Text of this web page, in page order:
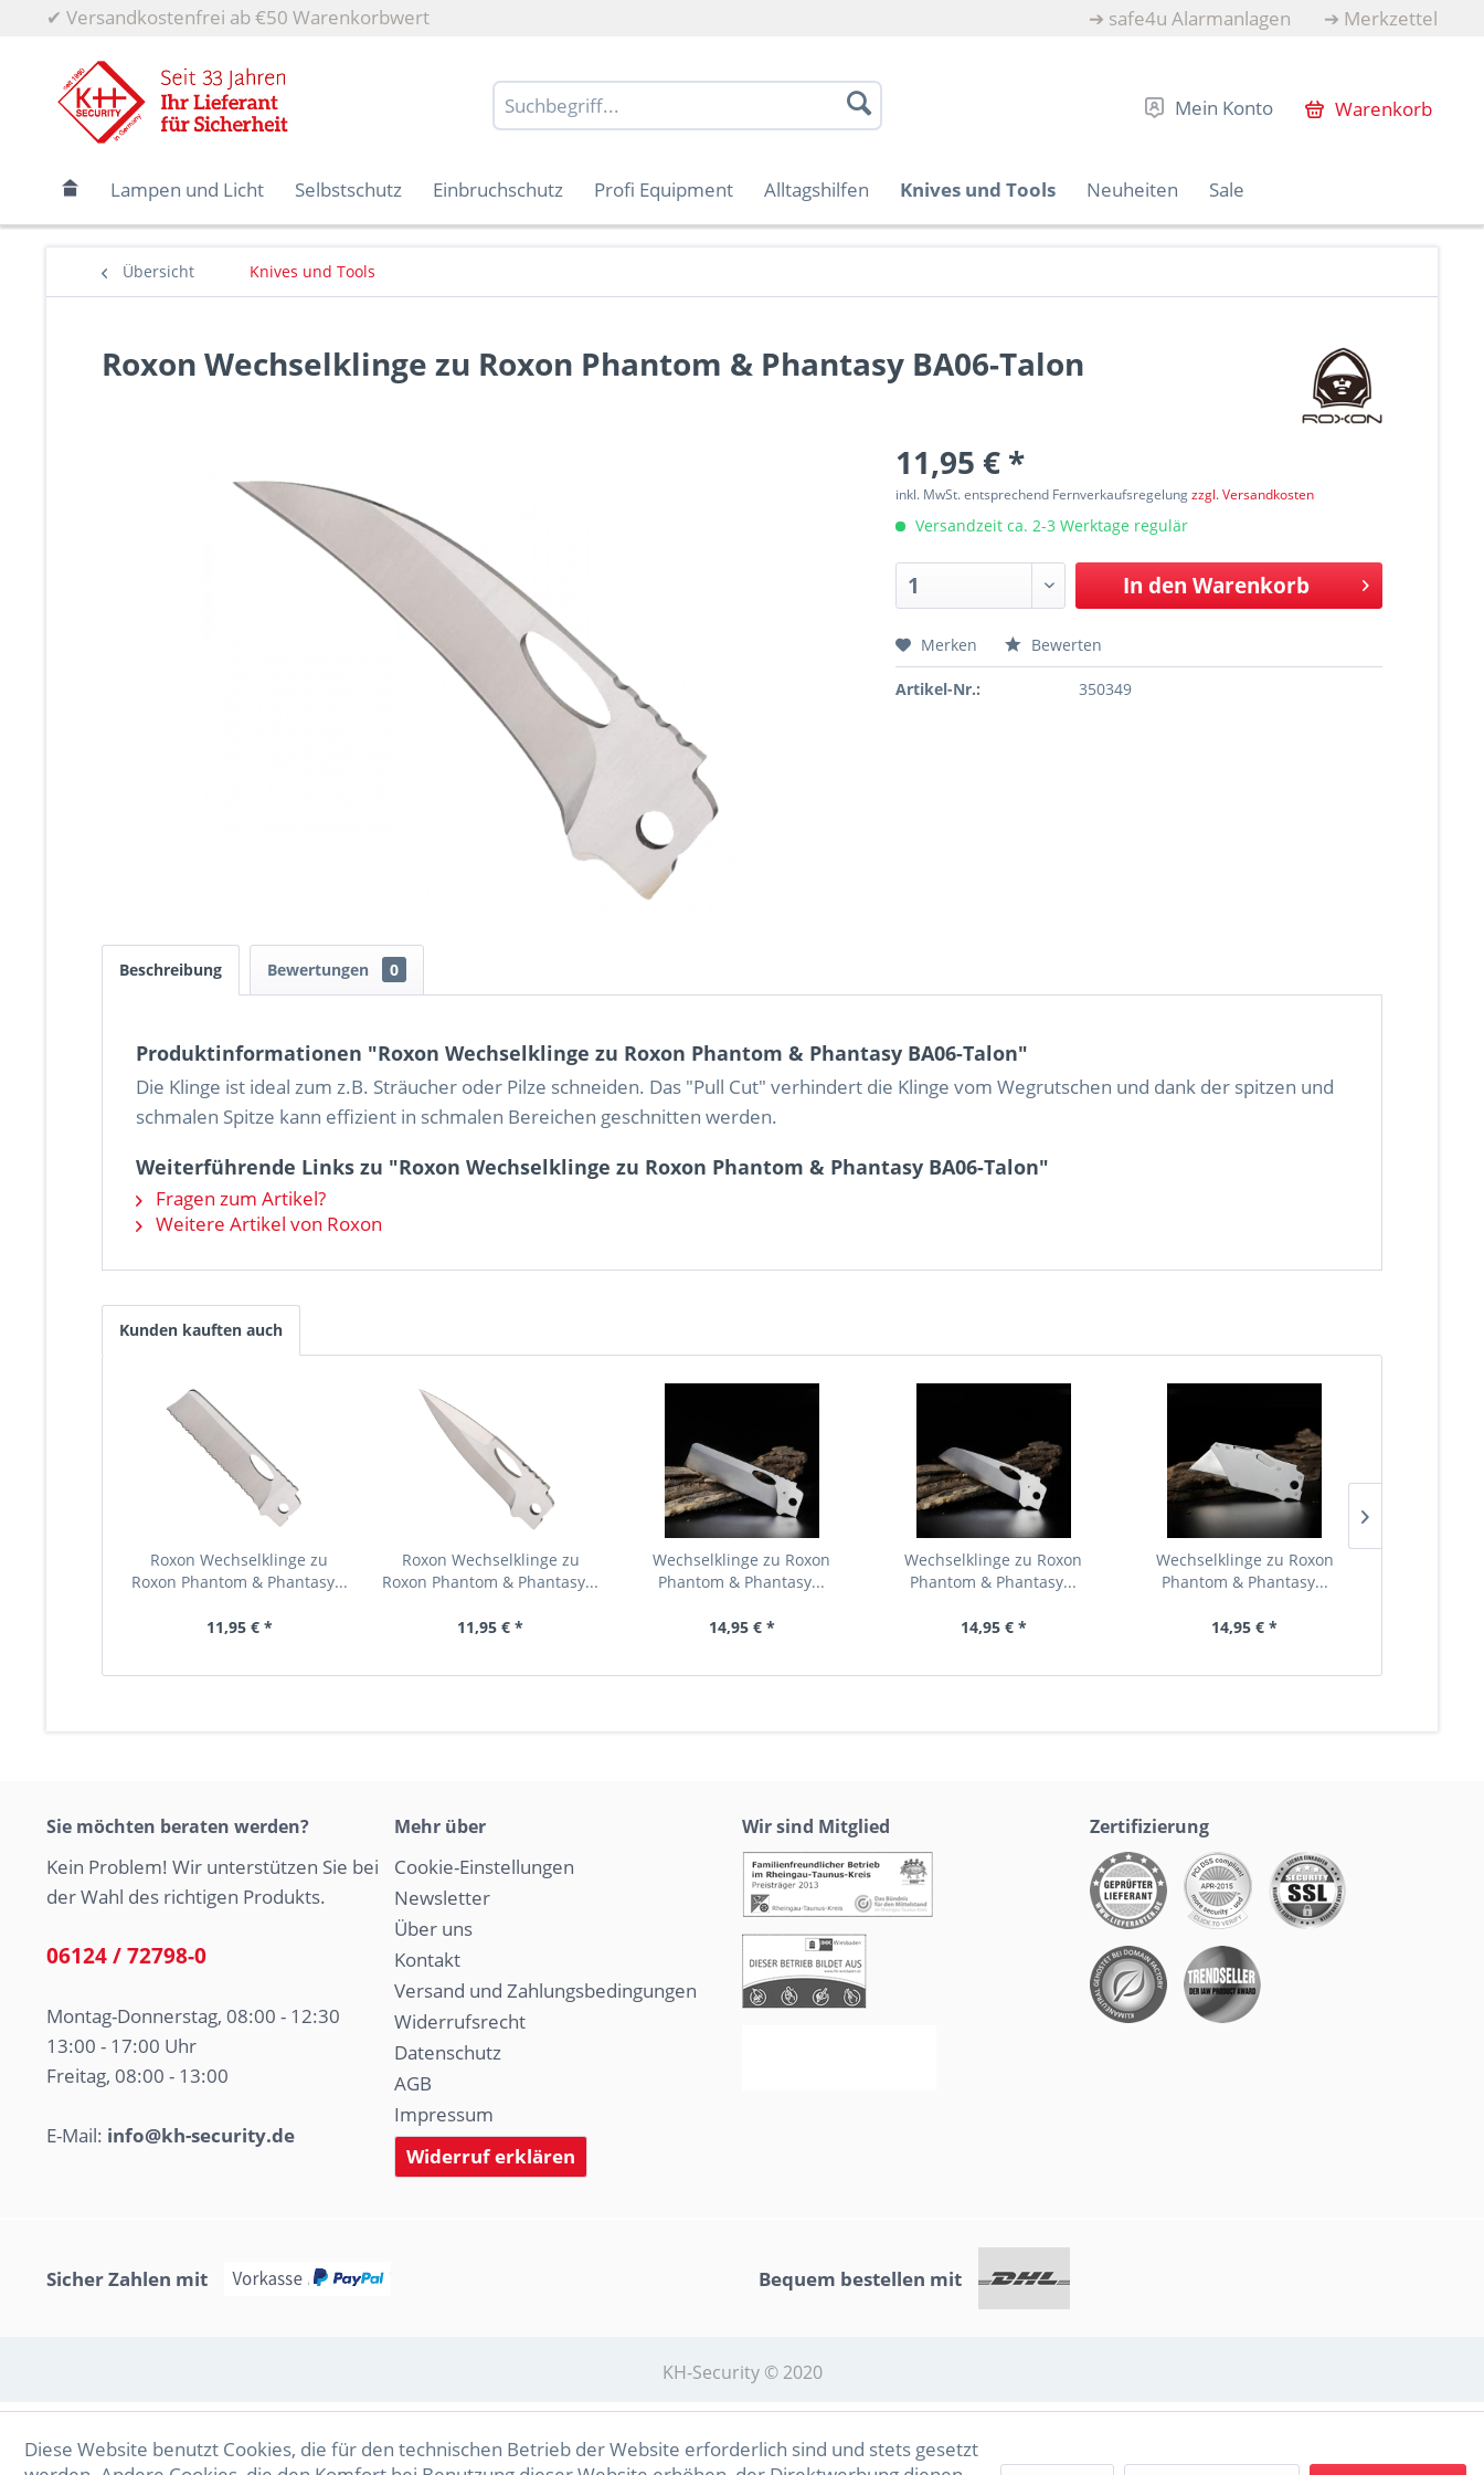
✔ Versandkostenfrei ab €50 Warenkorbwert ➔ safe4u Alarmanlagen ➔ Merkzettel
Mein Konto Warenkorb
Lampen und Licht Selbstschutz Einbruchschutz Profi Equipment Alltagshilfen Knives und Tools Neuheiten Sale
Übersicht Knives und Tools
Roxon Wechselklinge zu Roxon Phantom & Phantasy BA06-Talon
11,95 € *
inkl. MwSt. entsprechend Fernverkaufsregelungzzgl. Versandkosten
Versandzeit ca. 2-3 Werktage regulär
In den Warenkorb
Merken Bewerten
Artikel-Nr.: 350349
Beschreibung Bewertungen 0
Produktinformationen "Roxon Wechselklinge zu Roxon Phantom & Phantasy BA06-Talon"
Die Klinge ist ideal zum z.B. Sträucher oder Pilze schneiden. Das "Pull Cut" verhindert die Klinge vom Wegrutschen und dank der spitzen und
schmalen Spitze kann effizient in schmalen Bereichen geschnitten werden.
Weiterführende Links zu "Roxon Wechselklinge zu Roxon Phantom & Phantasy BA06-Talon"
Fragen zum Artikel?
Weitere Artikel von Roxon
Kunden kauften auch
Roxon Wechselklinge zu
Roxon Phantom & Phantasy...
11,95 € *
Roxon Wechselklinge zu
Roxon Phantom & Phantasy...
11,95 € *
Wechselklinge zu Roxon
Phantom & Phantasy...
14,95 € *
Wechselklinge zu Roxon
Phantom & Phantasy...
14,95 € *
Wechselklinge zu Roxon
Phantom & Phantasy...
14,95 € *
Sie möchten beraten werden?
Kein Problem! Wir unterstützen Sie bei
der Wahl des richtigen Produkts.
06124 / 72798-0
Montag-Donnerstag, 08:00 - 12:30
13:00 - 17:00 Uhr
Freitag, 08:00 - 13:00
E-Mail: info@kh-security.de
Mehr über
Cookie-Einstellungen
Newsletter
Über uns
Kontakt
Versand und Zahlungsbedingungen
Widerrufsrecht
Datenschutz
AGB
Impressum
Widerruf erklären
Wir sind Mitglied Zertifizierung
Sicher Zahlen mit Bequem bestellen mit
KH-Security © 2020
Diese Website benutzt Cookies, die für den technischen Betrieb der Website erforderlich sind und stets gesetzt